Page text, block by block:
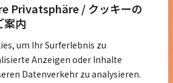
Privatsphäre / クッキーの
案内
um Ihr Surferlebnis zu
Anzeigen oder Inhalte
Datenverkehr zu analysieren.
クナンバー